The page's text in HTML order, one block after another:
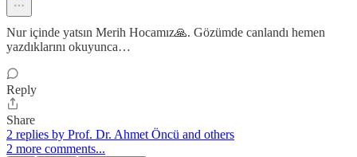
Nur içinde yatsın Merih Hocamız🙏. Gözümde canlandı hemen
yazdıklarını okuyunca…
Reply
Share
2 replies by Prof. Dr. Ahmet Öncü and others
2 more comments...